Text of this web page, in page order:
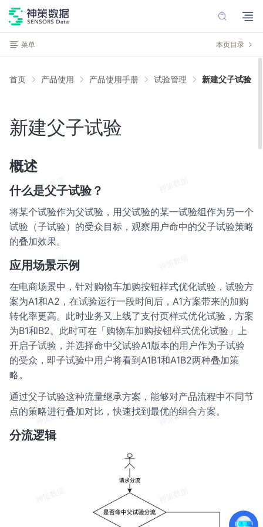
菜单 本页目录
首页 产品使用 产品使用手册 试验管理 新建父子试验
新建父子试验
概述
什么是父子试验？
将某个试验作为父试验，用父试验的某一试验组作为另一个
试验（子试验）的受众目标，观察用户命中的父子试验策略
的叠加效果。
应用场景示例
在电商场景中，针对购物车加购按钮样式优化试验，试验方
案为A1和A2，在试验运行一段时间后，A1方案带来的加购
转化率更高。此时业务又上线了支付页样式优化试验，方案
为B1和B2。此时可在「购物车加购按钮样式优化试验」上
开启子试验，并选择命中父试验A1版本的用户作为子试验
的受众，即子试验中用户将看到A1B1和A1B2两种叠加策
略。
通过父子试验这种流量继承方案，能够对产品流程中不同节
点的策略进行叠加对比，快速找到最优的组合方案。
分流逻辑